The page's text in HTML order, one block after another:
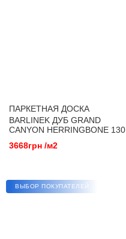
ПАРКЕТНАЯ ДОСКА
BARLINEK ДУБ GRAND
CANYON HERRINGBONE 130
3668грн /м2
ВЫБОР ПОКУПАТЕЛЕЙ